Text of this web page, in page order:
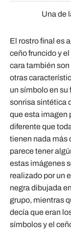
Una de
El rostro final es
ceño fruncido y
cara también
otras
un símbolo en su
sonrisa sintética
que esta imagen
diferente que
tienen nada más
parece tener
estas imágenes
realizado por un
negra dibujada
grupo, mientras
decía que eran
símbolos y el